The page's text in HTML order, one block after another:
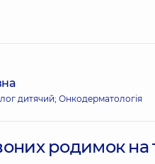
дитячий; Онкодерматологія
родимок на